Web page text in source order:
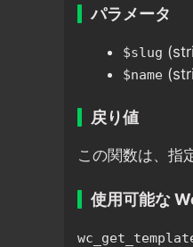
パラメータ
$slug
$name
戻り値
この関数は、指
使用可能な